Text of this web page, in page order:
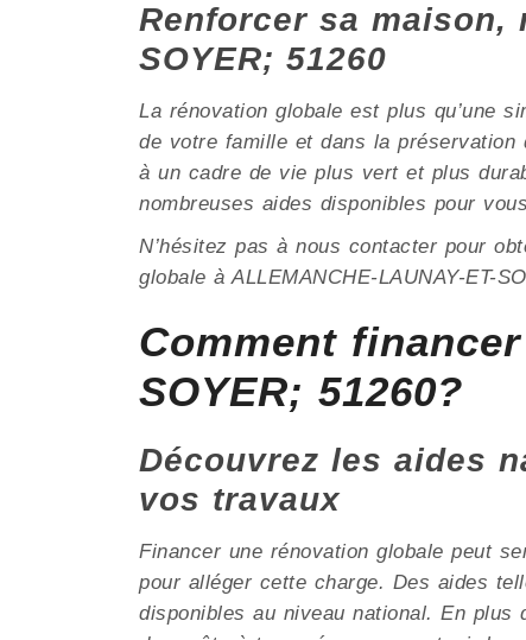
Renforcer sa maison,
SOYER; 51260
La rénovation globale est plus qu’une
de votre famille et dans la préservation
à un cadre de vie plus vert et plus
nombreuses aides disponibles pour
N’hésitez pas à nous contacter pour
globale à ALLEMANCHE-LAUNAY-ET-
Comment
SOYER; 51260?
Découvrez les aides
vos travaux
Financer une rénovation globale peut
pour alléger cette charge. Des aides
disponibles au niveau national. En plus